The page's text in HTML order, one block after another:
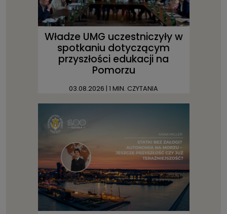
Władze UMG uczestniczyły w
spotkaniu dotyczącym
przyszłości edukacji na
Pomorzu
03.08.2026 | 1 MIN. CZYTANIA